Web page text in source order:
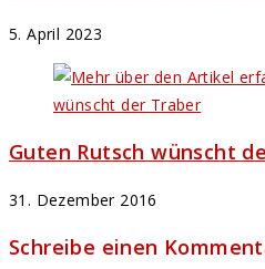
5. April 2023
Guten Rutsch wünscht
31. Dezember 2016
Schreibe einen